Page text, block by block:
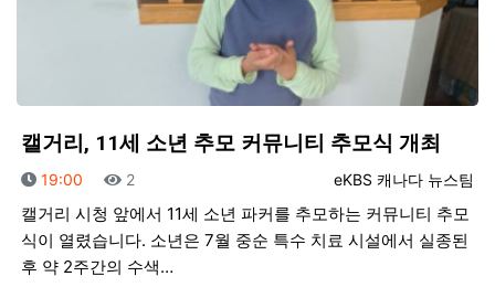
캘거리, 11세 소년 추모 커뮤니티 추모식 개최
등록자
eKBS 캐나다 뉴스팀
등록일
19:00 조회
2
캘거리 시청 앞에서 11세 소년 파커를 추모하는 커뮤니티 추모
식이 열렸습니다. 소년은 7월 중순 특수 치료 시설에서 실종된
후 약 2주간의 수색…